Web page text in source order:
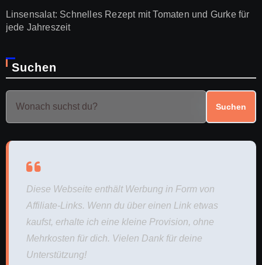
Linsensalat: Schnelles Rezept mit Tomaten und Gurke für
jede Jahreszeit
Suchen
Suchen
Diese Webseite enthält Werbung in Form von
Affiliate-Links. Wenn du über einen Link etwas
kaufst, erhalte ich eine kleine Provision, ohne
Mehrkosten für dich. Vielen Dank für deine
Unterstützung!